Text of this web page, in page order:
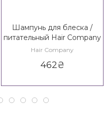
Шампунь для блеска /
питательный Hair Company
Inimitable Style Illuminating
Inspiration Nutricare
Hair Company
462₴